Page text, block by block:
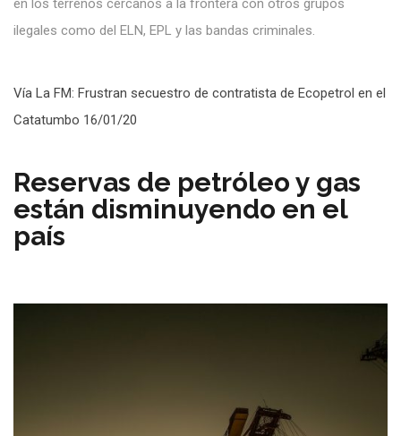
en los terrenos cercanos a la frontera con otros grupos
ilegales como del ELN, EPL y las bandas criminales.
Vía La FM: Frustran secuestro de contratista de Ecopetrol en el
Catatumbo 16/01/20
Reservas de petróleo y gas
están disminuyendo en el
país